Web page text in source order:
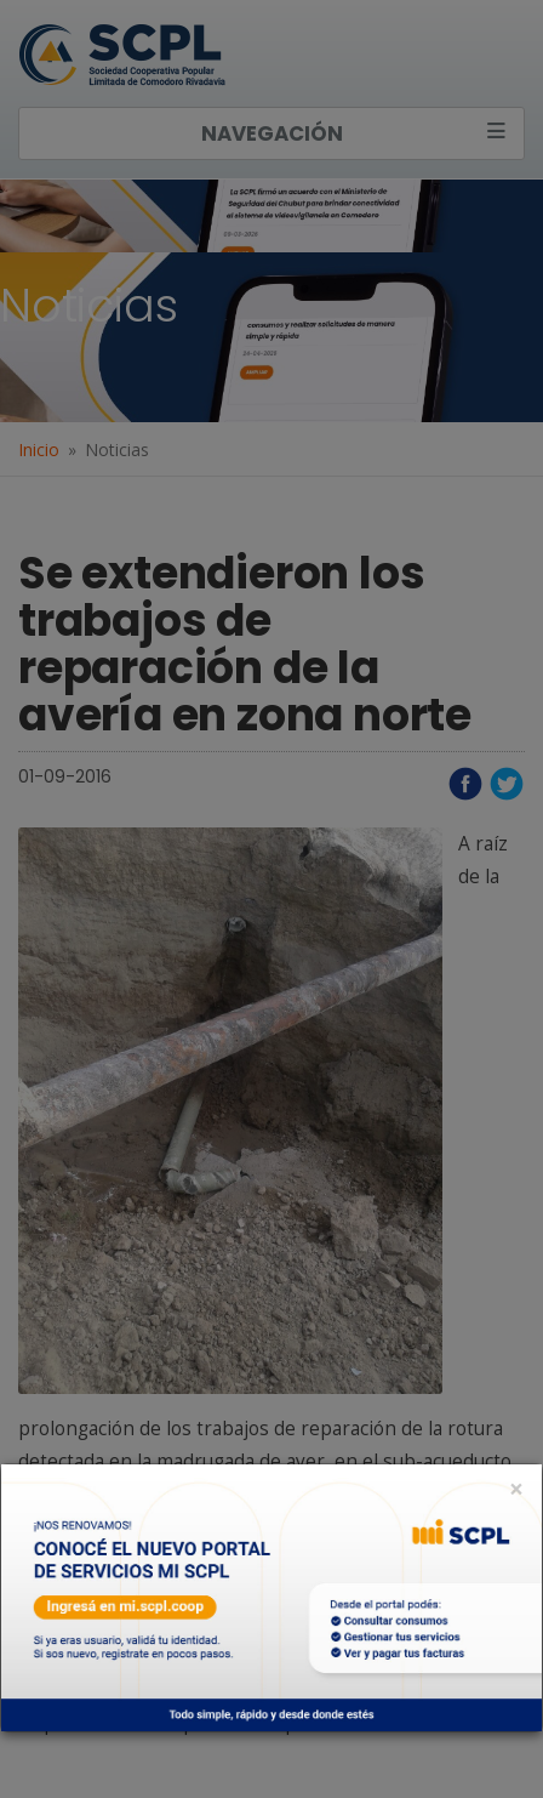
NAVEGACIÓN
Noticias
Inicio Noticias
Se extendieron los
trabajos de
reparación de la
avería en zona norte
01-09-2016
A raíz
de la
prolongación de los trabajos de reparación de la rotura
detectada en la madrugada de ayer, en el sub-acueducto
tramo Rodríguez Peña- Km.5, el corte de agua, que afecta
a los barrios Rodríguez Peña, Presidente Ortiz, Las
Orquídeas y Km.8, se extenderá por 12 horas,
normalizándose el servicio en horas de la tarde del
viernes 2 de Septiembre. La demora se produjo por la
magnitud de la rotura y el tipo de material del caño (PRFV
requiere de una reparación especial.
×